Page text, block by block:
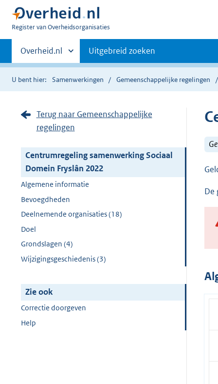
U
Register van Overheidsorganisaties
Primaire
navigatie
Andere
sites
binnen
Overheid.nl Uitgebreid zoeken
U bent hier: Samenwerkingen Gemeenschappelijke regelingen
Terug naar Gemeenschappelijke
regelingen
Centrumregeling samenwerking Sociaal
Domein Fryslân 2022
Algemene informatie
Bevoegdheden
Deelnemende organisaties (18)
Doel
Grondslagen (4)
Wijzigingsgeschiedenis (3)
Zie ook
Correctie doorgeven
Help
De